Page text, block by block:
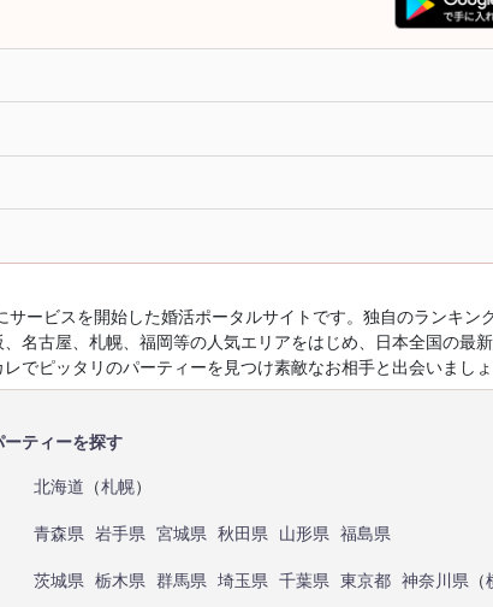
サービスを開始した婚活ポータルサイトです。独自のランキ
、名古屋、札幌、福岡等の人気エリアをはじめ、日本全国の
でピッタリのパーティーを見つけ素敵なお相手と出会いましょ
ティーを探す
北海道 （札幌）
青森県 岩手県 宮城県 秋田県 山形県 福島県
茨城県 栃木県 群馬県 埼玉県 千葉県 東京都 神奈川県 （